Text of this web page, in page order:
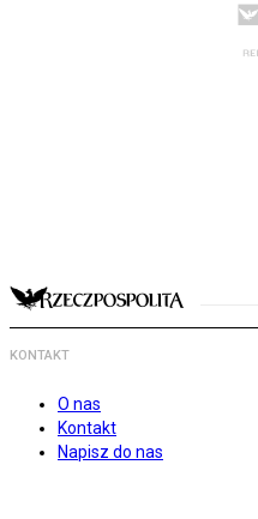
KONTAKT
O nas
Kontakt
Napisz do nas